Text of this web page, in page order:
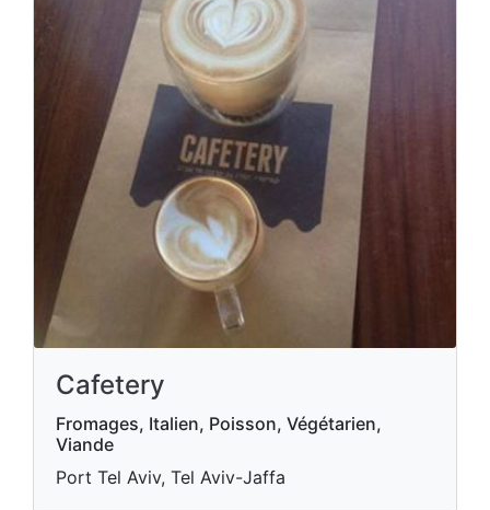
Cafetery
Fromages, Italien, Poisson, Végétarien,
Viande
Port Tel Aviv, Tel Aviv-Jaffa